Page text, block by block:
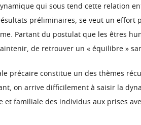
qui sous tend cette relation
préliminaires, se veut un
Partant du postulat que les êtres
de retrouver un « équilibre »
précaire constitue un des thèmes
on arrive difficilement à saisir la
familiale des individus aux prises